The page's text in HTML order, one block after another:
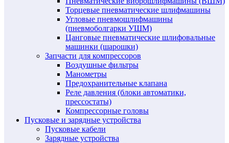
Торцевые пневматические шлифмашины
Угловые пневмошлифмашины
(пневмоболгарки УШМ)
Цанговые пневматические шлифовальные
машинки (шарошки)
Запчасти для компрессоров
Воздушные фильтры
Манометры
Предохранительные клапана
Реле давления (блоки автоматики,
прессостаты)
Компрессорные головы
Пусковые и зарядные устройства
Пусковые кабели
Зарядные устройства